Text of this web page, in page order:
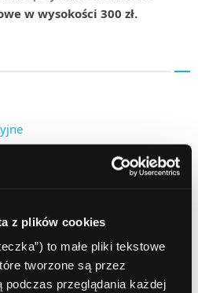
z plików cookies
to małe pliki tekstowe
tworzone są przez
podczas przeglądania każdej
w wysokości 300 zł.
program partnerski